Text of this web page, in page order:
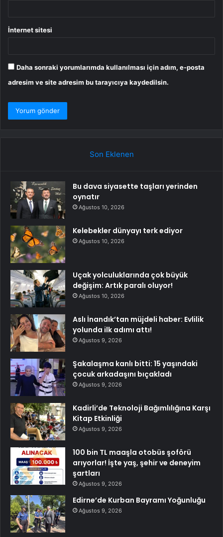
İnternet sitesi
Daha sonraki yorumlarımda kullanılması için adım, e-posta
adresim ve site adresim bu tarayıcıya kaydedilsin.
Son Eklenen
Bu dava siyasette taşları yerinden
oynatır
Ağustos 10, 2026
Kelebekler dünyayı terk ediyor
Ağustos 10, 2026
Uçak yolculuklarında çok büyük
değişim: Artık paralı oluyor!
Ağustos 10, 2026
Aslı İnandık’tan müjdeli haber: Evlilik
yolunda ilk adımı attı!
Ağustos 9, 2026
Şakalaşma kanlı bitti: 15 yaşındaki
çocuk arkadaşını bıçakladı
Ağustos 9, 2026
Kadirli’de Teknoloji Bağımlılığına Karşı
Kitap Etkinliği
Ağustos 9, 2026
100 bin TL maaşla otobüs şoförü
arıyorlar! İşte yaş, şehir ve deneyim
şartları
Ağustos 9, 2026
Edirne’de Kurban Bayramı Yoğunluğu
Ağustos 9, 2026